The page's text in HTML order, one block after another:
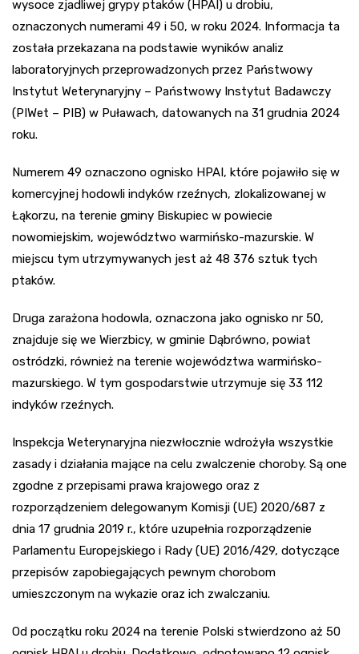
wysoce zjadliwej grypy ptaków (HPAI) u drobiu,
oznaczonych numerami 49 i 50, w roku 2024. Informacja ta
została przekazana na podstawie wyników analiz
laboratoryjnych przeprowadzonych przez Państwowy
Instytut Weterynaryjny – Państwowy Instytut Badawczy
(PIWet – PIB) w Puławach, datowanych na 31 grudnia 2024
roku.
Numerem 49 oznaczono ognisko HPAI, które pojawiło się w
komercyjnej hodowli indyków rzeźnych, zlokalizowanej w
Łąkorzu, na terenie gminy Biskupiec w powiecie
nowomiejskim, województwo warmińsko-mazurskie. W
miejscu tym utrzymywanych jest aż 48 376 sztuk tych
ptaków.
Druga zarażona hodowla, oznaczona jako ognisko nr 50,
znajduje się we Wierzbicy, w gminie Dąbrówno, powiat
ostródzki, również na terenie województwa warmińsko-
mazurskiego. W tym gospodarstwie utrzymuje się 33 112
indyków rzeźnych.
Inspekcja Weterynaryjna niezwłocznie wdrożyła wszystkie
zasady i działania mające na celu zwalczenie choroby. Są one
zgodne z przepisami prawa krajowego oraz z
rozporządzeniem delegowanym Komisji (UE) 2020/687 z
dnia 17 grudnia 2019 r., które uzupełnia rozporządzenie
Parlamentu Europejskiego i Rady (UE) 2016/429, dotyczące
przepisów zapobiegających pewnym chorobom
umieszczonym na wykazie oraz ich zwalczaniu.
Od początku roku 2024 na terenie Polski stwierdzono aż 50